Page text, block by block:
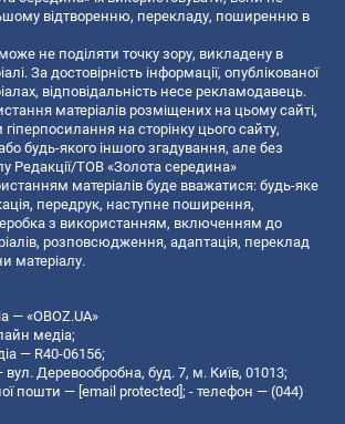
відтворенню, перекладу, поширенню в
не поділяти точку зору, викладену в
За достовірність інформації, опублікованої
відповідальність несе рекламодавець.
матеріалів розміщених на цьому сайті,
на сторінку цього сайту,
будь-якого іншого згадування, але без
Редакції/ТОВ «Золота середина»
матеріалів буде вважатися: будь-яке
передрук, наступне поширення,
з використанням, включенням до
розповсюдження, адаптація, переклад
матеріалу.
— «OBOZ.UA»
медіа;
— R40-06156;
Деревообробна, буд. 7, м. Київ, 01013;
пошти — [email protected] ; - телефон — (044)